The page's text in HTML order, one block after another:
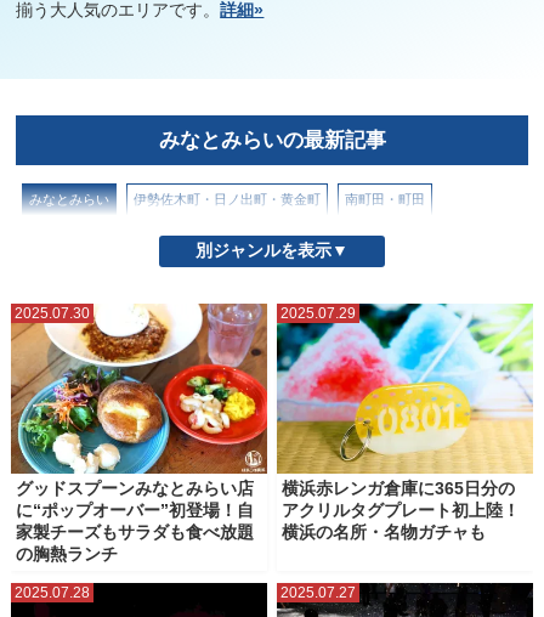
揃う大人気のエリアです。詳細»
みなとみらいの最新記事
みなとみらい 伊勢佐木町・日ノ出町・黄金町 南町田・町田
山手・元町 戸部駅・高島町駅
横浜中華街 横浜市北部 横浜市南部 横浜駅 野毛・近隣エリア
鎌倉 関内・馬車道
別ジャンルを表示▼
2025.07.30
グッドスプーンみなとみらい店
に“ポップオーバー”初登場！自
家製チーズもサラダも食べ放題
の胸熱ランチ
2025.07.29
横浜赤レンガ倉庫に365日分の
アクリルタグプレート初上陸！
横浜の名所・名物ガチャも
2025.07.28 2025.07.27